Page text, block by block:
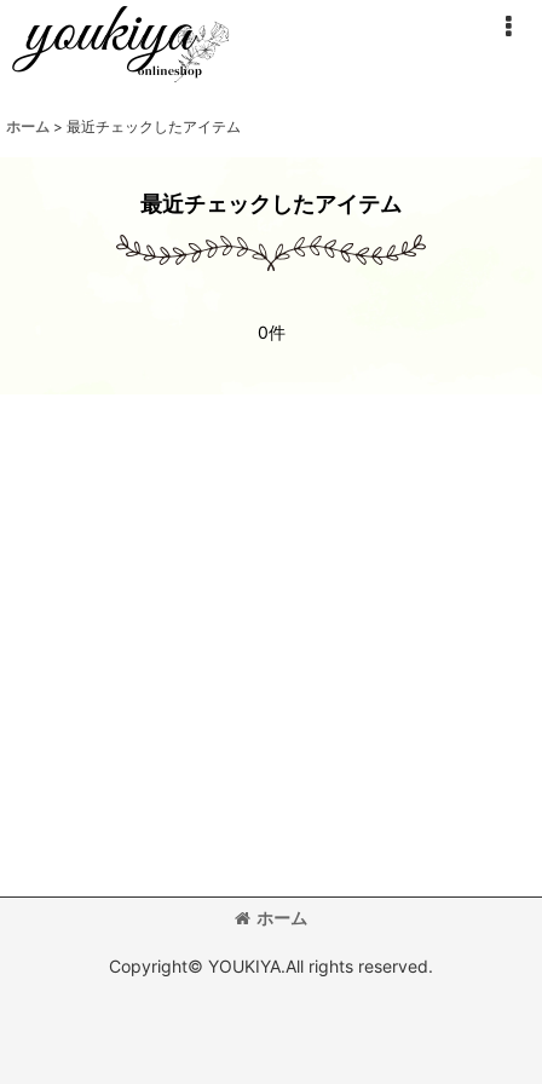
ホーム > 最近チェックしたアイテム
最近チェックしたアイテム
0件
ホーム
Copyright© YOUKIYA.All rights reserved.